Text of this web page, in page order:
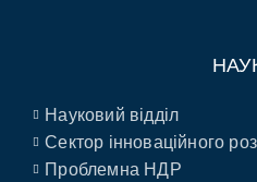
Науковий відділ
Сектор інноваційного
Проблемна НДР